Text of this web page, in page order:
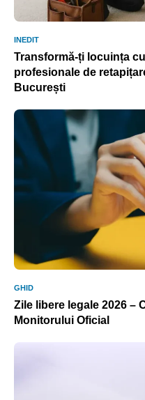
INEDIT
Transformă-ți locuința
profesionale de
București
GHID
Zile libere legale 2026 –
Monitorului Oficial